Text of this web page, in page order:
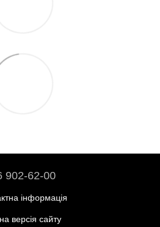
902-62-00
інформація
версія сайту